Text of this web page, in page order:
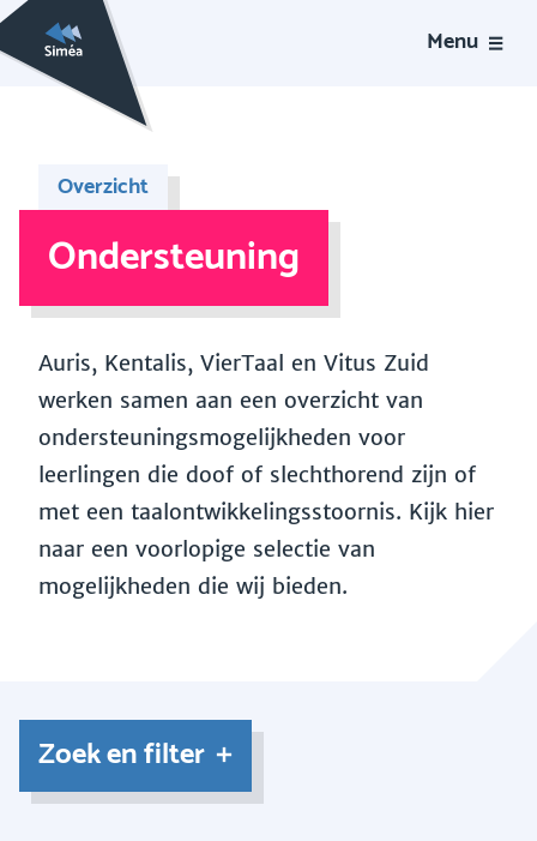
Menu
Overzicht
Ondersteuning
Auris, Kentalis, VierTaal en Vitus Zuid
werken samen aan een overzicht van
ondersteuningsmogelijkheden voor
leerlingen die doof of slechthorend zijn of
met een taalontwikkelingsstoornis. Kijk hier
naar een voorlopige selectie van
mogelijkheden die wij bieden.
Zoek en filter